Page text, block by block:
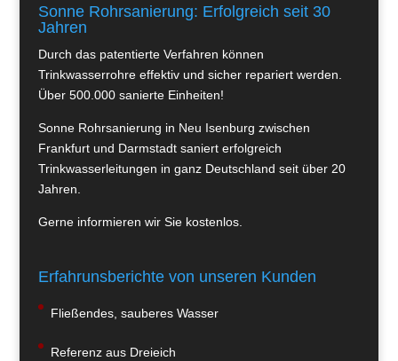
Sonne Rohrsanierung: Erfolgreich seit 30
Jahren
Durch das patentierte Verfahren können
Trinkwasserrohre effektiv und sicher repariert werden.
Über 500.000 sanierte Einheiten!
Sonne Rohrsanierung in Neu Isenburg zwischen
Frankfurt und Darmstadt saniert erfolgreich
Trinkwasserleitungen in ganz Deutschland seit über 20
Jahren.
Gerne informieren wir Sie kostenlos.
Erfahrunsberichte von unseren Kunden
Fließendes, sauberes Wasser
Referenz aus Dreieich